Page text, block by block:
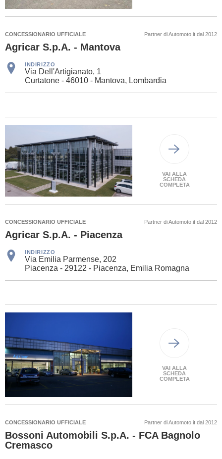
CONCESSIONARIO UFFICIALE Partner di Automoto.it dal 2012
Agricar S.p.A. - Mantova
INDIRIZZO
Via Dell'Artigianato, 1
Curtatone - 46010 - Mantova, Lombardia
VAI ALLA
SCHEDA
COMPLETA
CONCESSIONARIO UFFICIALE Partner di Automoto.it dal 2012
Agricar S.p.A. - Piacenza
INDIRIZZO
Via Emilia Parmense, 202
Piacenza - 29122 - Piacenza, Emilia Romagna
VAI ALLA
SCHEDA
COMPLETA
CONCESSIONARIO UFFICIALE Partner di Automoto.it dal 2012
Bossoni Automobili S.p.A. - FCA Bagnolo
Cremasco